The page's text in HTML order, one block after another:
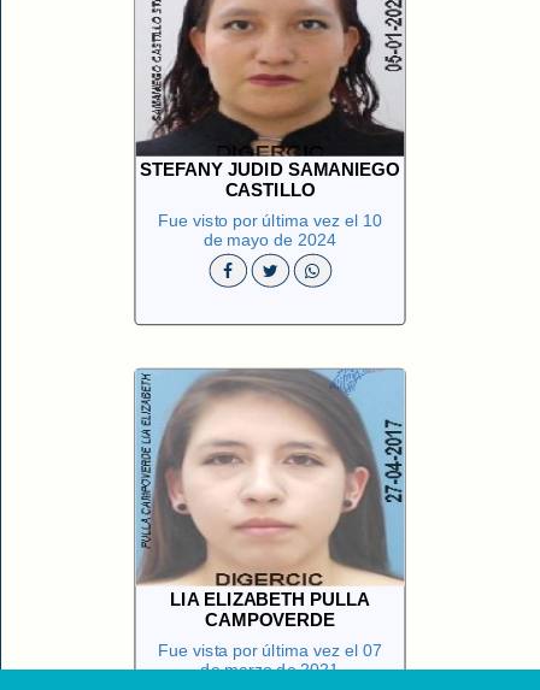
STEFANY JUDID SAMANIEGO
CASTILLO
Fue visto por última vez el 10
de mayo de 2024
LIA ELIZABETH PULLA
CAMPOVERDE
Fue vista por última vez el 07
de marzo de 2021